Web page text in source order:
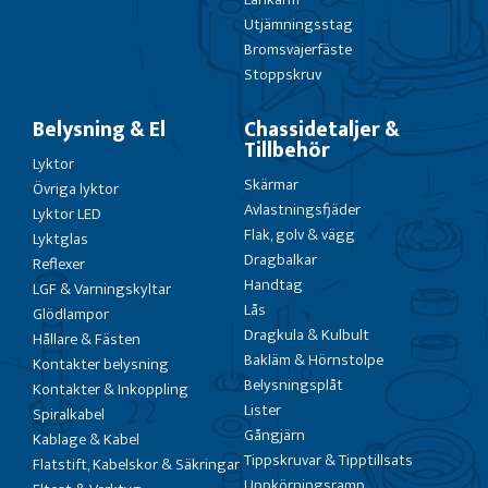
Utjämningsstag
Bromsvajerfäste
Stoppskruv
Belysning & El
Lyktor
Övriga lyktor
Lyktor LED
Lyktglas
Reflexer
LGF & Varningskyltar
Glödlampor
Hållare & Fästen
Kontakter belysning
Kontakter & Inkoppling
Spiralkabel
Kablage & Kabel
Flatstift, Kabelskor & Säkringar
Chassidetaljer &
Tillbehör
Skärmar
Avlastningsfjäder
Flak, golv & vägg
Dragbalkar
Handtag
Lås
Dragkula & Kulbult
Bakläm & Hörnstolpe
Belysningsplåt
Lister
Gångjärn
Tippskruvar & Tipptillsats